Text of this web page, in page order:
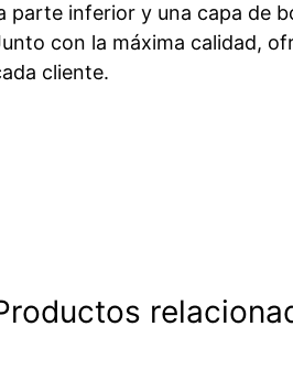
parte inferior y una capa de
con la máxima calidad,
cliente.